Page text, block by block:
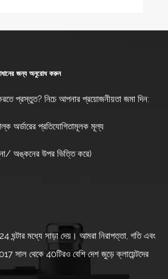
জন্য অনুরোধ করুন
প্রস্তুত? নিচে আপনার প্রয়োজনীয়তা জমা দিন:
অর্ডারের প্রতিযোগিতামূলক মূল্য
অঙ্কনের উপর ভিত্তি করে)
ঘন্টার মধ্যে সাড়া দেয়। আমরা নিরাপত্তা, গতি এবং
সাল থেকে 40টিরও বেশি দেশ জুড়ে ক্লায়েন্টদের